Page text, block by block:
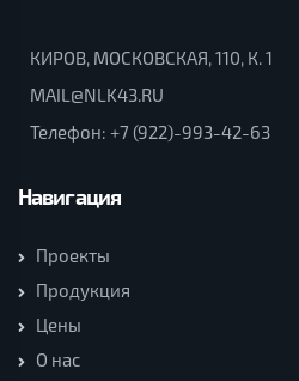
КИРОВ, МОСКОВСКАЯ, 110, К. 1
MAIL@NLK43.RU
Телефон: +7 (922)-993-42-63
Навигация
Проекты
Продукция
Цены
О нас